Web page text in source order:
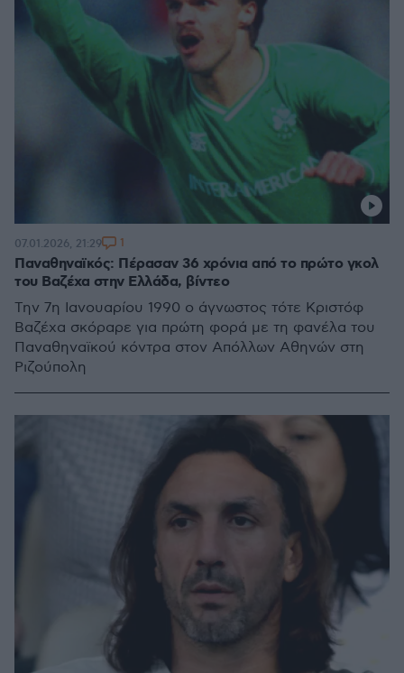
Παναθηναϊκός: Πέρασαν 36 χρόνια από το πρώτο γκολ
του Βαζέχα στην Ελλάδα, βίντεο
Την 7η Ιανουαρίου 1990 ο άγνωστος τότε Κριστόφ
Βαζέχα σκόραρε για πρώτη φορά με τη φανέλα του
Παναθηναϊκού κόντρα στον Απόλλων Αθηνών στη
Ριζούπολη
07.01.2026, 21:29 1